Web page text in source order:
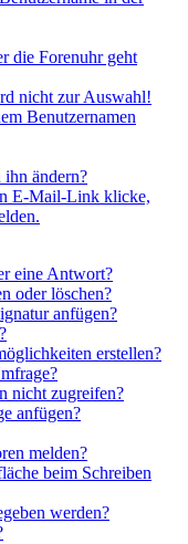
die Forenuhr geht
nicht zur Auswahl!
Benutzernamen
ändern?
E-Mail-Link klicke,
eine Antwort?
oder löschen?
anfügen?
erstellen?
nicht zugreifen?
anfügen?
melden?
beim Schreiben
werden?